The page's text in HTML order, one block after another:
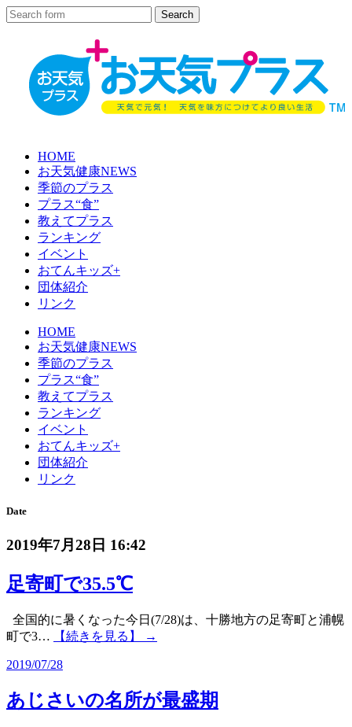
HOME
お天気健康NEWS
季節のプラス
プラス“食”
教えてプラス
ランキング
イベント
おてんキッズ+
団体紹介
リンク
HOME
お天気健康NEWS
季節のプラス
プラス“食”
教えてプラス
ランキング
イベント
おてんキッズ+
団体紹介
リンク
Date
2019年7月28日 16:42
足寄町で35.5℃
全国的に暑くなった今日(7/28)は、十勝地方の足寄町と浦幌
町で3…
【続きを見る】 →
2019/07/28
あじさいの名所が最盛期